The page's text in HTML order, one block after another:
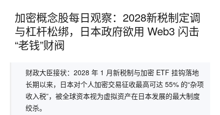
加密概念股每日观察：2028新税制定调
与杠杆松绑，日本政府欲用 Web3 闪击
“老钱”财阀
财政大臣接状：2028 年 1 月新税制与加密 ETF 挂钩落地
长期以来，日本对个人加密交易征收最高可达 55% 的“杂项
收入税”，被全球资本视为虚拟资产在日本发展的最大制度
绞杀。